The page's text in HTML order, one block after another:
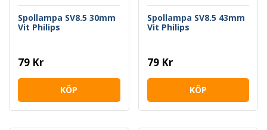
Spollampa SV8.5 30mm
Vit Philips
79 Kr
KÖP
Spollampa SV8.5 43mm
Vit Philips
79 Kr
KÖP